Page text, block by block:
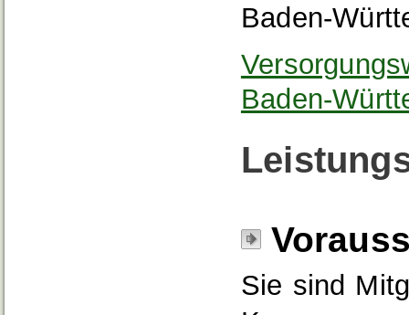
Baden-
Baden-
Sie sind